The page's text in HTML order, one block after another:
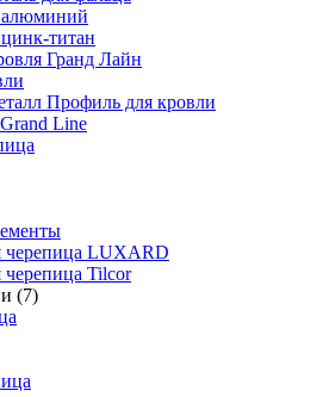
титан
Гранд Лайн
Профиль для кровли
Line
черепица LUXARD
черепица Tilcor
(7)